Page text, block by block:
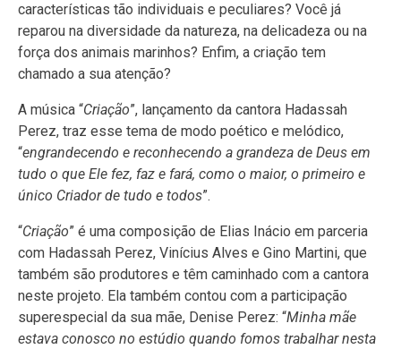
características tão individuais e peculiares? Você já
reparou na diversidade da natureza, na delicadeza ou na
força dos animais marinhos? Enfim, a criação tem
chamado a sua atenção?
A música “Criação”, lançamento da cantora Hadassah
Perez, traz esse tema de modo poético e melódico,
“engrandecendo e reconhecendo a grandeza de Deus em
tudo o que Ele fez, faz e fará, como o maior, o primeiro e
único Criador de tudo e todos”.
“Criação” é uma composição de Elias Inácio em parceria
com Hadassah Perez, Vinícius Alves e Gino Martini, que
também são produtores e têm caminhado com a cantora
neste projeto. Ela também contou com a participação
superespecial da sua mãe, Denise Perez: “Minha mãe
estava conosco no estúdio quando fomos trabalhar nesta